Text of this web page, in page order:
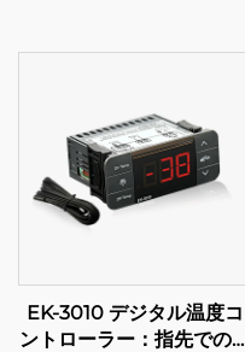
EK-3010 デジタル温度コ
ントローラー：指先での精